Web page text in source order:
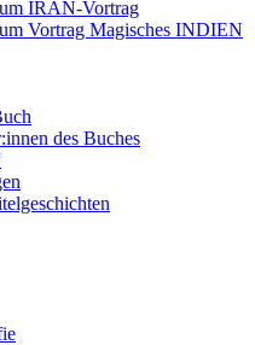
IRAN-Vortrag
Vortrag Magisches INDIEN
des Buches